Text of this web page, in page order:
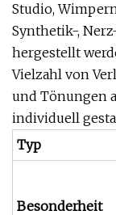
Studio,
Synthetik-,
hergestellt
Vielzahl von
und Tönungen
individuell
Typ
Besonderheit